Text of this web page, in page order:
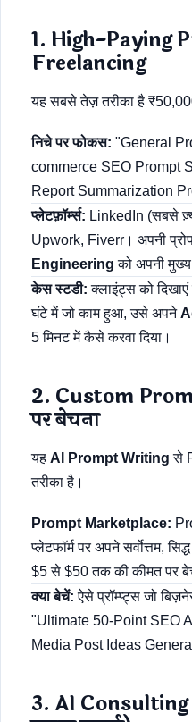
1. High-Paying
Freelancing
यह सबसे तेज़ तरीका है
निचे पर फोकस: "General
commerce SEO Prompt
Report Summarization
प्लेटफ़ॉर्म्स: LinkedIn (सबसे
Upwork, Fiverr। अपनी
Engineering को अपनी मुख्य
केस स्टडी: क्लाइंट्स को
घंटे में जो काम हुआ, उसे अपने
5 मिनट में कैसे करवा दिया।
2. Custom
पर बेचना
यह AI Prompt Writing से
तरीका है।
Prompt Marketplace:
प्लेटफॉर्म पर अपने सर्वोत्तम,
$5 से $50 तक की कीमत पर
क्या बेचें: ऐसे प्रॉम्प्ट्स जो
"Ultimate 50-Point SEO
Media Post Ideas
3. AI